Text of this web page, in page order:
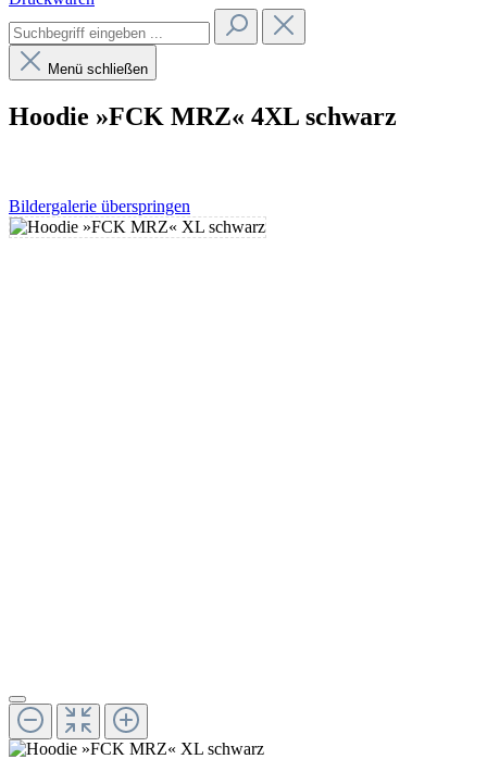
Menü schließen
Hoodie »FCK MRZ« 4XL schwarz
Bildergalerie überspringen